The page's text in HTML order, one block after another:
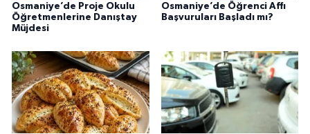
Osmaniye’de Proje Okulu
Öğretmenlerine Danıştay
Müjdesi
Osmaniye’de Öğrenci Affı
Başvuruları Başladı mı?